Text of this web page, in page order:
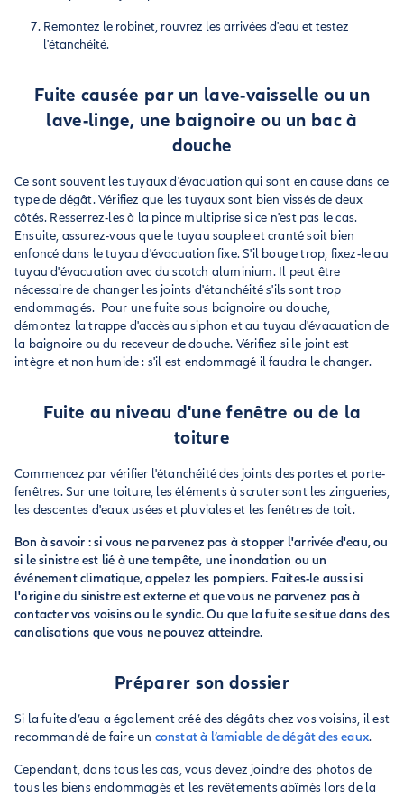
Remontez le robinet, rouvrez les arrivées d'eau et testez
l'étanchéité.
Fuite causée par un lave-vaisselle ou un
lave-linge, une baignoire ou un bac à
douche
Ce sont souvent les tuyaux d'évacuation qui sont en cause dans ce
type de dégât. Vérifiez que les tuyaux sont bien vissés de deux
côtés. Resserrez-les à la pince multiprise si ce n'est pas le cas.
Ensuite, assurez-vous que le tuyau souple et cranté soit bien
enfoncé dans le tuyau d'évacuation fixe. S'il bouge trop, fixez-le au
tuyau d'évacuation avec du scotch aluminium. Il peut être
nécessaire de changer les joints d'étanchéité s'ils sont trop
endommagés. Pour une fuite sous baignoire ou douche,
démontez la trappe d'accès au siphon et au tuyau d'évacuation de
la baignoire ou du receveur de douche. Vérifiez si le joint est
intègre et non humide : s'il est endommagé il faudra le changer.
Fuite au niveau d'une fenêtre ou de la
toiture
Commencez par vérifier l'étanchéité des joints des portes et porte-
fenêtres. Sur une toiture, les éléments à scruter sont les zingueries,
les descentes d'eaux usées et pluviales et les fenêtres de toit.
Bon à savoir : si vous ne parvenez pas à stopper l'arrivée d'eau, ou
si le sinistre est lié à une tempête, une inondation ou un
événement climatique, appelez les pompiers. Faites-le aussi si
l'origine du sinistre est externe et que vous ne parvenez pas à
contacter vos voisins ou le syndic. Ou que la fuite se situe dans des
canalisations que vous ne pouvez atteindre.
Préparer son dossier
Si la fuite d’eau a également créé des dégâts chez vos voisins, il est
recommandé de faire un constat à l’amiable de dégât des eaux.
Cependant, dans tous les cas, vous devez joindre des photos de
tous les biens endommagés et les revêtements abîmés lors de la